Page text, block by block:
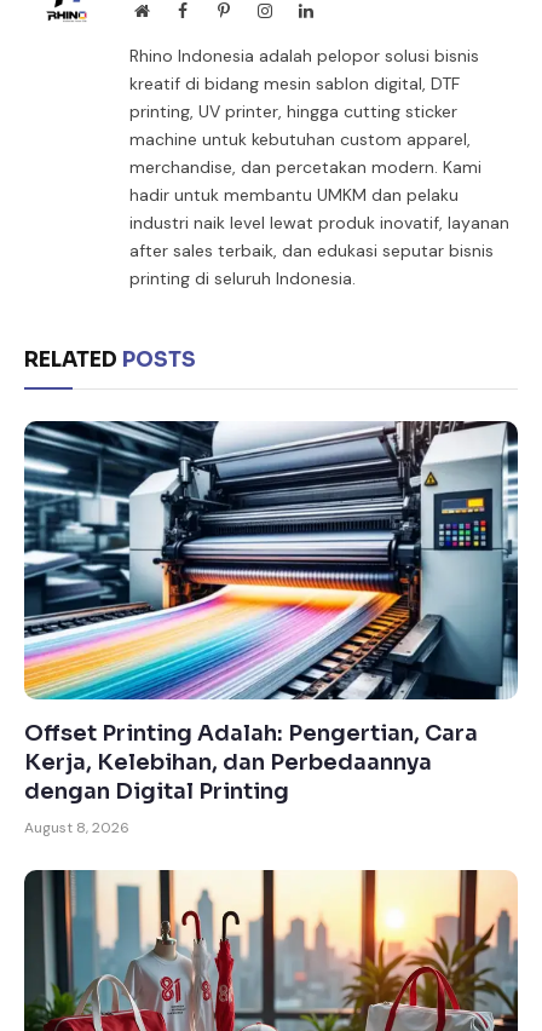
WebsiteFacebookPinterestInstagramLinkedIn
Rhino Indonesia adalah pelopor solusi bisnis
kreatif di bidang mesin sablon digital, DTF
printing, UV printer, hingga cutting sticker
machine untuk kebutuhan custom apparel,
merchandise, dan percetakan modern. Kami
hadir untuk membantu UMKM dan pelaku
industri naik level lewat produk inovatif, layanan
after sales terbaik, dan edukasi seputar bisnis
printing di seluruh Indonesia.
RELATED POSTS
Offset Printing Adalah: Pengertian, Cara
Kerja, Kelebihan, dan Perbedaannya
dengan Digital Printing
August 8, 2026